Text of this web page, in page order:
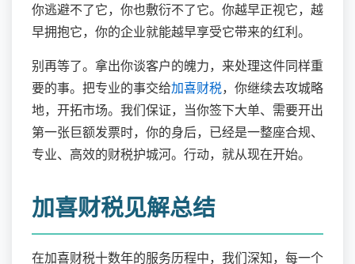
你逃避不了它，你也敷衍不了它。你越早正视它，越
早拥抱它，你的企业就能越早享受它带来的红利。
别再等了。拿出你谈客户的魄力，来处理这件同样重
要的事。把专业的事交给加喜财税，你继续去攻城略
地，开拓市场。我们保证，当你签下大单、需要开出
第一张巨额发票时，你的身后，已经是一整座合规、
专业、高效的财税护城河。行动，就从现在开始。
加喜财税见解总结
在加喜财税十数年的服务历程中，我们深知，每一个